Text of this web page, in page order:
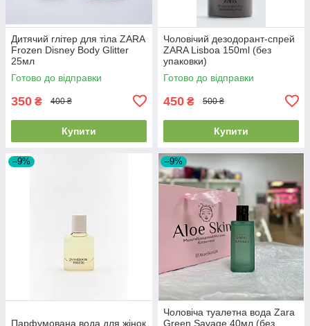
Дитячий глітер для тіла ZARA
Frozen Disney Body Glitter
25мл
Готово до відправки
350 ₴ 400 ₴
Купити
Чоловічий дезодорант-спрей
ZARA Lisboa 150ml (без
упаковки)
Готово до відправки
450 ₴ 500 ₴
Купити
–9%
Парфумована вода для жінок
–9%
Чоловіча туалетна вода Zara
Green Savage 40мл (без